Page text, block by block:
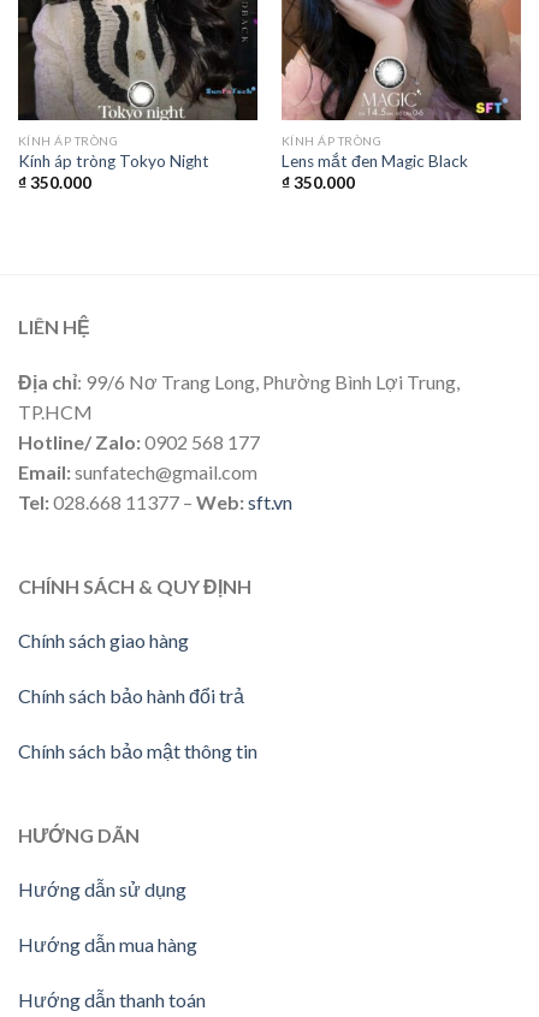
KÍNH ÁP TRÒNG
Kính áp tròng Tokyo Night
₫350.000
KÍNH ÁP TRÒNG
Lens mắt đen Magic Black
₫350.000
LIÊN HỆ
Địa chỉ: 99/6 Nơ Trang Long, Phường Bình Lợi Trung,
TP.HCM
Hotline/ Zalo:0902 568 177
Email:sunfatech@gmail.com
Tel:028.668 11377 – Web:sft.vn
CHÍNH SÁCH & QUY ĐỊNH
Chính sách giao hàng
Chính sách bảo hành đổi trả
Chính sách bảo mật thông tin
HƯỚNG DÃN
Hướng dẫn sử dụng
Hướng dẫn mua hàng
Hướng dẫn thanh toán